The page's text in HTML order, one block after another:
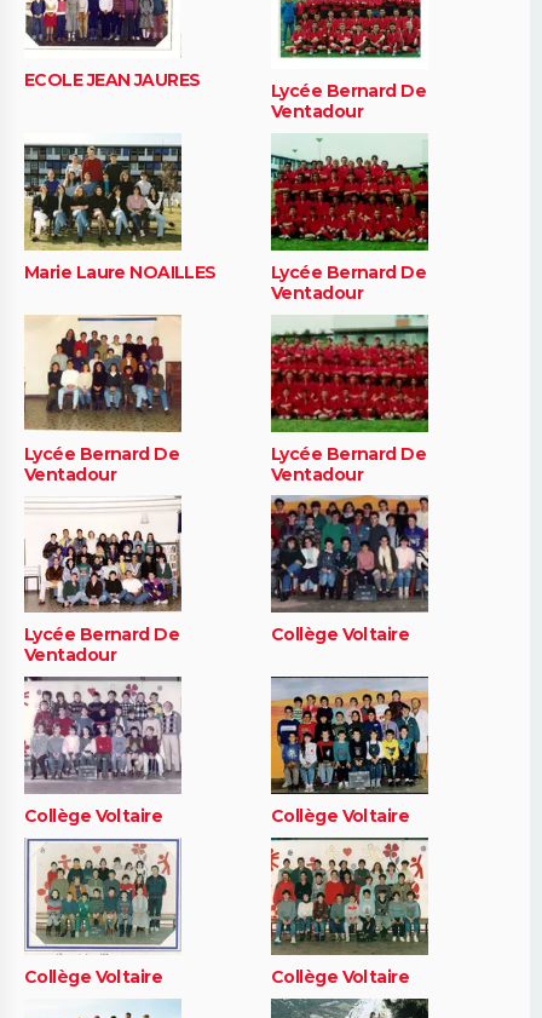
ECOLE JEAN JAURES
Lycée Bernard De
Ventadour
Marie Laure NOAILLES
Lycée Bernard De
Ventadour
Lycée Bernard De
Ventadour
Lycée Bernard De
Ventadour
Lycée Bernard De
Ventadour
Collège Voltaire
Collège Voltaire Collège Voltaire
Collège Voltaire Collège Voltaire